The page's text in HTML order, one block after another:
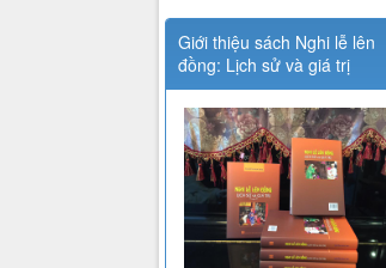
Giới thiệu sách Nghi lễ lên
đồng: Lịch sử và giá trị